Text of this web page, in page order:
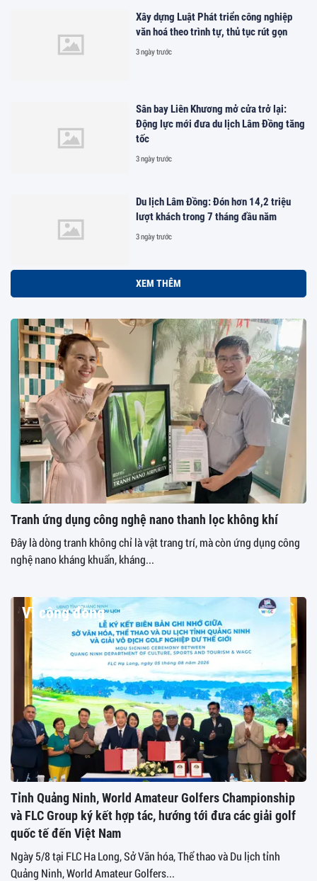
Xây dựng Luật Phát triển công nghiệp
văn hoá theo trình tự, thủ tục rút gọn
3 ngày trước
Sân bay Liên Khương mở cửa trở lại:
Động lực mới đưa du lịch Lâm Đồng tăng
tốc
3 ngày trước
Du lịch Lâm Đồng: Đón hơn 14,2 triệu
lượt khách trong 7 tháng đầu năm
3 ngày trước
XEM THÊM
Tranh ứng dụng công nghệ nano thanh lọc không khí
Đây là dòng tranh không chỉ là vật trang trí, mà còn ứng dụng công
nghệ nano kháng khuẩn, kháng...
Vì cộng đồng
Tỉnh Quảng Ninh, World Amateur Golfers Championship
và FLC Group ký kết hợp tác, hướng tới đưa các giải golf
quốc tế đến Việt Nam
Ngày 5/8 tại FLC Ha Long, Sở Văn hóa, Thể thao và Du lịch tỉnh
Quảng Ninh, World Amateur Golfers...